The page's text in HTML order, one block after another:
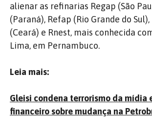
alienar as refinarias Regap (São
(Paraná), Refap (Rio Grande do
(Ceará) e Rnest, mais conhecida
Lima, em Pernambuco.
Leia mais:
Gleisi condena terrorismo da mídia
financeiro sobre mudança na